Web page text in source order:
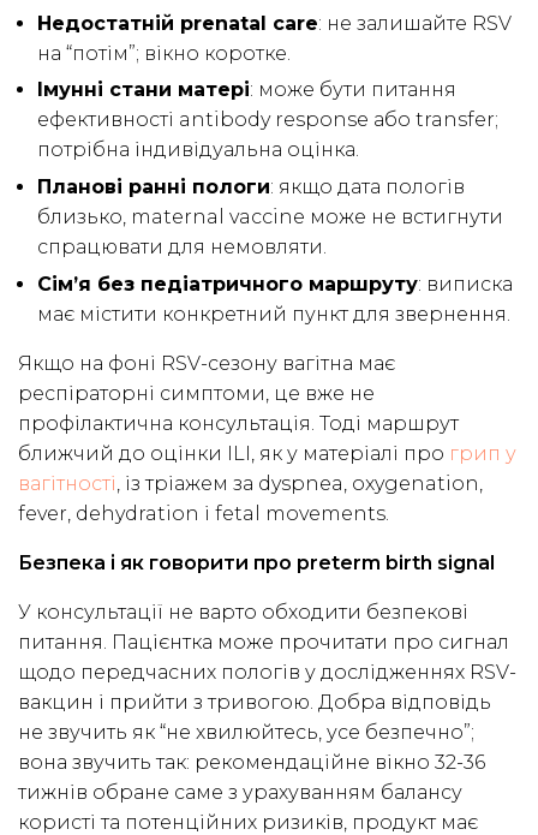
Недостатній prenatal care: не залишайте RSV
на “потім”; вікно коротке.
Імунні стани матері: може бути питання
ефективності antibody response або transfer;
потрібна індивідуальна оцінка.
Планові ранні пологи: якщо дата пологів
близько, maternal vaccine може не встигнути
спрацювати для немовляти.
Сім’я без педіатричного маршруту: виписка
має містити конкретний пункт для звернення.
Якщо на фоні RSV-сезону вагітна має
респіраторні симптоми, це вже не
профілактична консультація. Тоді маршрут
ближчий до оцінки ILI, як у матеріалі про грип у
вагітності , із тріажем за dyspnea, oxygenation,
fever, dehydration і fetal movements.
Безпека і як говорити про preterm birth signal
У консультації не варто обходити безпекові
питання. Пацієнтка може прочитати про сигнал
щодо передчасних пологів у дослідженнях RSV-
вакцин і прийти з тривогою. Добра відповідь
не звучить як “не хвилюйтесь, усе безпечно”;
вона звучить так: рекомендаційне вікно 32-36
тижнів обране саме з урахуванням балансу
користі та потенційних ризиків, продукт має